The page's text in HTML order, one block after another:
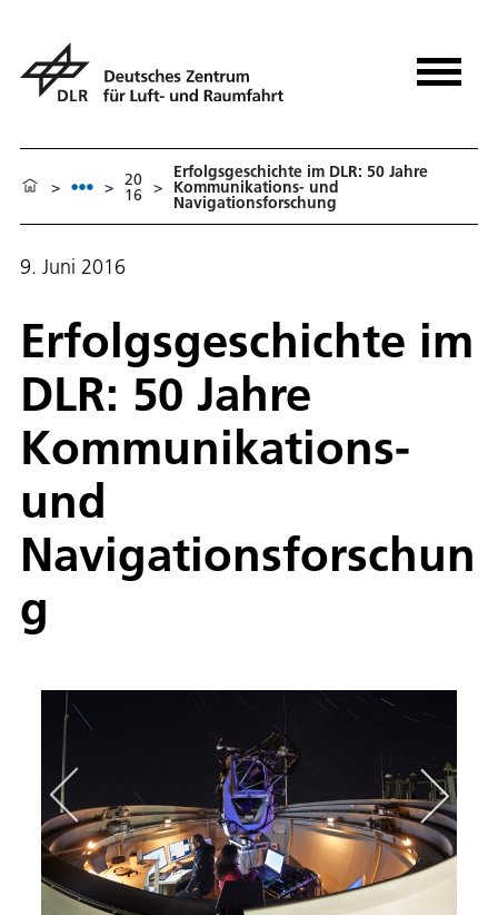
> > 20
16 >
Erfolgsgeschichte im DLR: 50 Jahre
Kommunikations- und
Navigationsforschung
9. Juni 2016
Erfolgsgeschichte im
DLR: 50 Jahre
Kommunikations-
und
Navigationsforschun
g